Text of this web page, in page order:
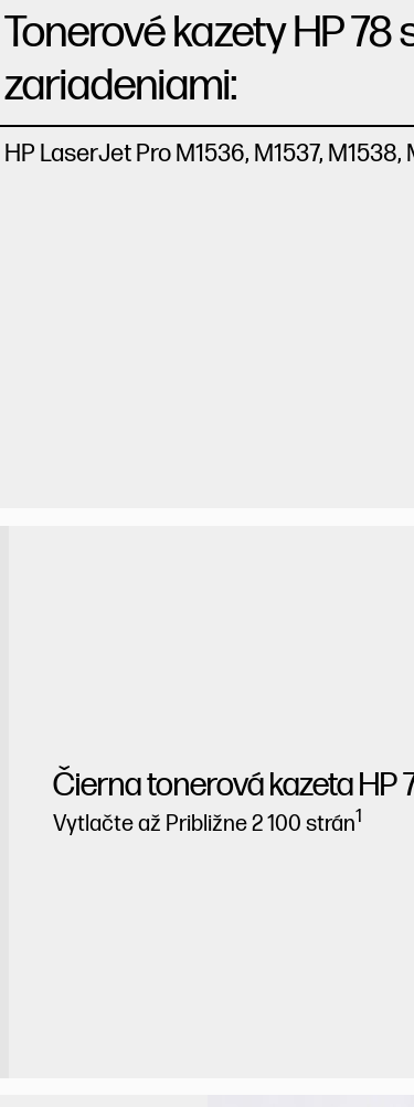
Tonerové kazety HP
zariadeniami:
HP LaserJet Pro M1536, M1537, M1538,
Čierna tonerová kazeta HP
Vytlačte až Približne 2 100 strán1